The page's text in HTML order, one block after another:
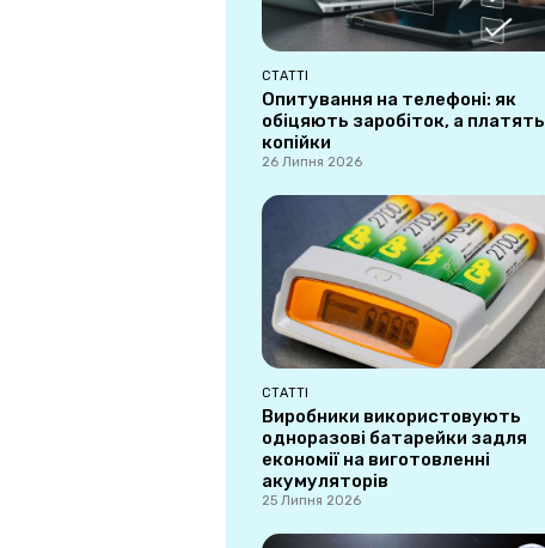
СТАТТІ
Опитування на телефоні: як
обіцяють заробіток, а платять
копійки
26 Липня 2026
СТАТТІ
Виробники використовують
одноразові батарейки задля
економії на виготовленні
акумуляторів
25 Липня 2026